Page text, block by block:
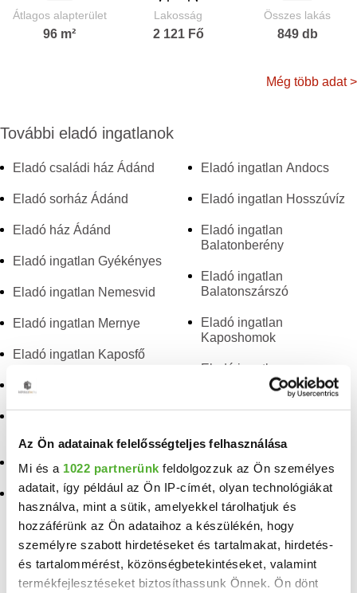
Az Ön adatainak felelősségteljes felhasználása
Mi és a 1022 partnerünk feldolgozzuk az Ön személyes
adatait, így például az Ön IP-címét, olyan technológiákat
használva, mint a sütik, amelyekkel tárolhatjuk és
hozzáférünk az Ön adataihoz a készülékén, hogy
személyre szabott hirdetéseket és tartalmakat, hirdetés-
és tartalommérést, közönségbetekintéseket, valamint
termékfejlesztéseket biztosíthassunk Önnek. Ön dönt
Átlagos alapterület
96 m²
Lakosság
2 121 Fő
Összes lakás
849 db
Még több adat >
További eladó ingatlanok
Eladó családi ház Ádánd
Eladó sorház Ádánd
Eladó ház Ádánd
Eladó ingatlan Gyékényes
Eladó ingatlan Nemesvid
Eladó ingatlan Mernye
Eladó ingatlan Kaposfő
Eladó ingatlan Somogytúr
Eladó ingatlan Teleki
Eladó ingatlan
Kaposkeresztúr
Eladó ingatlan Andocs
Eladó ingatlan Hosszúvíz
Eladó ingatlan
Balatonberény
Eladó ingatlan
Balatonszárszó
Eladó ingatlan
Kaposhomok
Eladó ingatlan
Csokonyavisonta
Eladó ingatlan Babócsa
Eladó ingatlan Szántód
Eladó ingatlan Mosdós
+36 30 989
TELEFONSZÁM FELFEDÉSE